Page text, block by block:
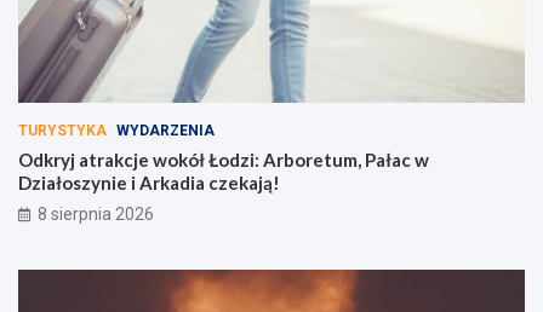
TURYSTYKA WYDARZENIA
Odkryj atrakcje wokół Łodzi: Arboretum, Pałac w
Działoszynie i Arkadia czekają!
8 sierpnia 2026